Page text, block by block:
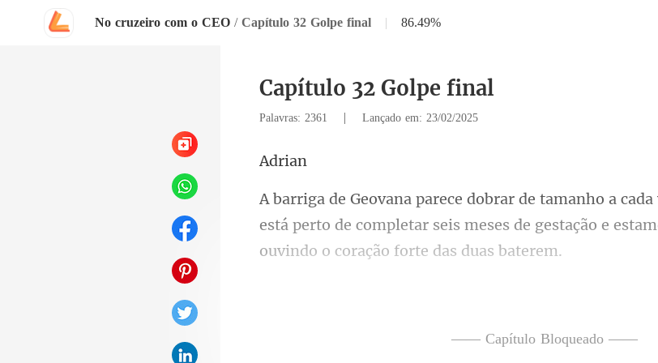
No cruzeiro com o CEO / Capítulo 32 Golpe final | 86.49%
Capítulo 32 Golpe final
Palavras: 2361 | Lançado em: 23/02/2025
ri
está perto de completar seis meses de gestação e estam
—— Capítulo Bloqueado ——